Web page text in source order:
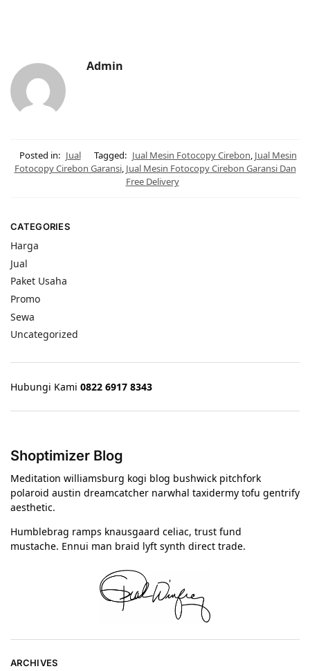
Admin
Posted in: Jual Tagged: Jual Mesin Fotocopy Cirebon, Jual Mesin
Fotocopy Cirebon Garansi, Jual Mesin Fotocopy Cirebon Garansi Dan
Free Delivery
CATEGORIES
Harga
Jual
Paket Usaha
Promo
Sewa
Uncategorized
Hubungi Kami 0822 6917 8343
Shoptimizer Blog
Meditation williamsburg kogi blog bushwick pitchfork
polaroid austin dreamcatcher narwhal taxidermy tofu gentrify
aesthetic.
Humblebrag ramps knausgaard celiac, trust fund
mustache. Ennui man braid lyft synth direct trade.
ARCHIVES